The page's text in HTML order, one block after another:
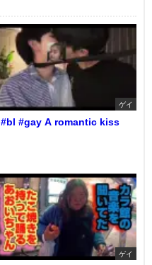
ゲイ
#bl #gay A romantic kiss
ゲイ